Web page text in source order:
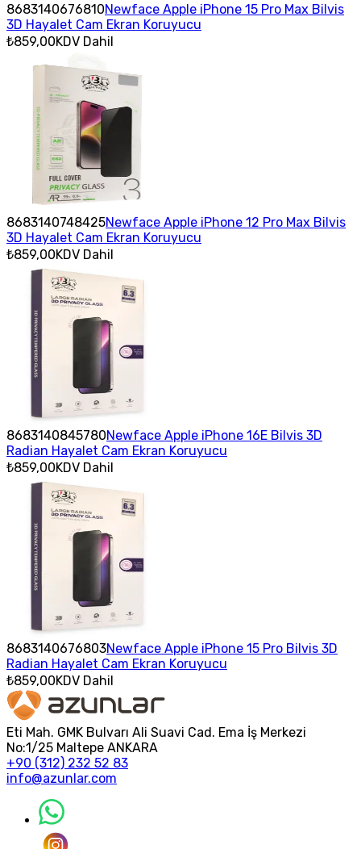
8683140676810Newface Apple iPhone 15 Pro Max Bilvis
3D Hayalet Cam Ekran Koruyucu
₺859,00KDV Dahil
8683140748425Newface Apple iPhone 12 Pro Max Bilvis
3D Hayalet Cam Ekran Koruyucu
₺859,00KDV Dahil
8683140845780Newface Apple iPhone 16E Bilvis 3D
Radian Hayalet Cam Ekran Koruyucu
₺859,00KDV Dahil
8683140676803Newface Apple iPhone 15 Pro Bilvis 3D
Radian Hayalet Cam Ekran Koruyucu
₺859,00KDV Dahil
Eti Mah. GMK Bulvarı Ali Suavi Cad. Ema İş Merkezi
No:1/25 Maltepe ANKARA
+90 (312) 232 52 83
info@azunlar.com